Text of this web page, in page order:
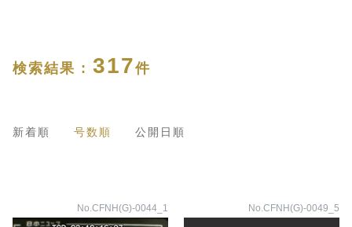
検索結果 : 317件
新着順 号数順 公開日順
No.CFNH(G)-0044_1 No.CFNH(G)-0049_5